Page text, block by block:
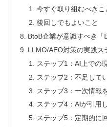
今すぐ取り組むべきこ
後回しでもよいこと
BtoB企業が意識すべき「
LLMO/AEO対策の実践ス
ステップ1：AI上での
ステップ2：不足して
ステップ3：一次情報
ステップ4：AIが引用
ステップ5：定期的に